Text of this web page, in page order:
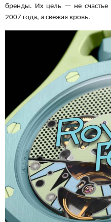
бренды. Их цель — не счастье
2007 года, а свежая кровь.